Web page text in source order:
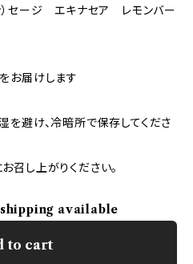
セージ エキナセア レモンバー
お届けします
避け、冷暗所で保存してくださ
上がりください。
available
to cart